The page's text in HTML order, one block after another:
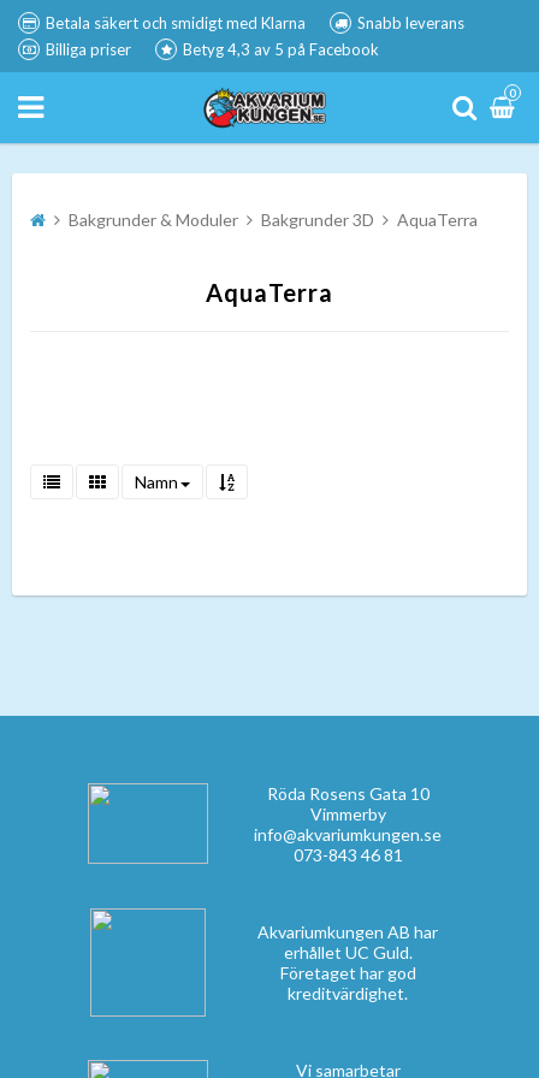
Betala säkert och smidigt med Klarna
Snabb leverans
Billiga priser
Betyg 4,3 av 5 på Facebook
0
Bakgrunder & Moduler Bakgrunder 3D AquaTerra
AquaTerra
Namn
Röda Rosens Gata 10
Vimmerby
info@akvariumkungen.se
073-843 46 81
Akvariumkungen AB har
erhållet UC Guld.
Företaget har god
kreditvärdighet.
Vi samarbetar